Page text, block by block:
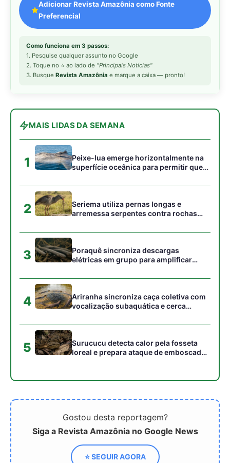
Adicionar Revista Amazônia como Fonte
Preferencial
Como funciona em 3 passos:
1. Pesquise qualquer assunto no Google
2. Toque no ⭐ ao lado de "Principais Notícias"
3. Busque Revista Amazônia e marque a caixa — pronto!
MAIS LIDAS DA SEMANA
1
Peixe-lua emerge horizontalmente na
superfície oceânica para permitir que
acumulados em sua pele
2
Seriema utiliza pernas longas e
arremessa serpentes contra rochas
campos
3
Poraquê sincroniza descargas
elétricas em grupo para amplificar
peixes maiores na Amazônia
4
Ariranha sincroniza caça coletiva com
vocalização subaquática e cerca
5
Surucucu detecta calor pela fosseta
loreal e prepara ataque de emboscada
Gostou desta reportagem?
Siga a Revista Amazônia no Google News
⭐ SEGUIR AGORA